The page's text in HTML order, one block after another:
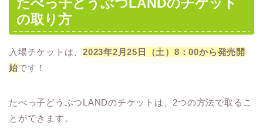
たべっ子どうぶつLANDのチケット
の取り方
入場チケットは、2023年2月25日（土）8：00から発売開
始です！
たべっ子どうぶつLANDのチケットは、2つの方法で取るこ
とができます。